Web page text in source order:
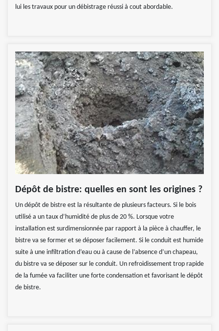
lui les travaux pour un débistrage réussi à cout abordable.
Dépôt de bistre: quelles en sont les origines ?
Un dépôt de bistre est la résultante de plusieurs facteurs. Si le bois
utilisé a un taux d’humidité de plus de 20 %. Lorsque votre
installation est surdimensionnée par rapport à la pièce à chauffer, le
bistre va se former et se déposer facilement. Si le conduit est humide
suite à une infiltration d’eau ou à cause de l’absence d’un chapeau,
du bistre va se déposer sur le conduit. Un refroidissement trop rapide
de la fumée va faciliter une forte condensation et favorisant le dépôt
de bistre.